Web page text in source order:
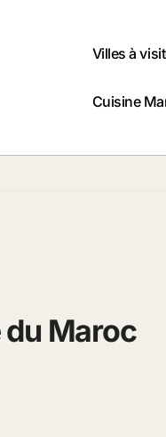
Villes à
Cuisine
Maroc